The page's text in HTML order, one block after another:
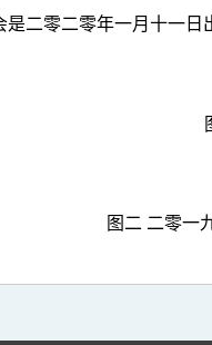
二零二零年一月十一日
图二 二零一